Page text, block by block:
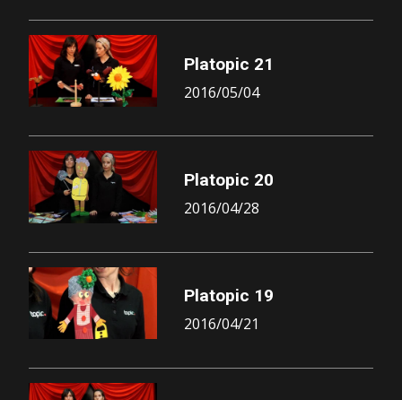
Platopic 21
2016/05/04
Platopic 20
2016/04/28
Platopic 19
2016/04/21